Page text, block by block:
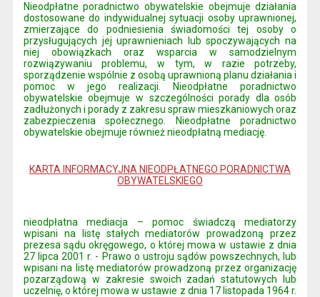
Nieodpłatne poradnictwo obywatelskie obejmuje działania
dostosowane do indywidualnej sytuacji osoby uprawnionej,
zmierzające do podniesienia świadomości tej osoby o
przysługujących jej uprawnieniach lub spoczywających na
niej obowiązkach oraz wsparcia w samodzielnym
rozwiązywaniu problemu, w tym, w razie potrzeby,
sporządzenie wspólnie z osobą uprawnioną planu działania i
pomoc w jego realizacji. Nieodpłatne poradnictwo
obywatelskie obejmuje w szczególności porady dla osób
zadłużonych i porady z zakresu spraw mieszkaniowych oraz
zabezpieczenia społecznego. Nieodpłatne poradnictwo
obywatelskie obejmuje również nieodpłatną mediację.
KARTA INFORMACYJNA NIEODPŁATNEGO PORADNICTWA
OBYWATELSKIEGO
nieodpłatna mediacja – pomoc świadczą mediatorzy
wpisani na listę stałych mediatorów prowadzoną przez
prezesa sądu okręgowego, o której mowa w ustawie z dnia
27 lipca 2001 r. - Prawo o ustroju sądów powszechnych, lub
wpisani na listę mediatorów prowadzoną przez organizację
pozarządową w zakresie swoich zadań statutowych lub
uczelnię, o której mowa w ustawie z dnia 17 listopada 1964 r.